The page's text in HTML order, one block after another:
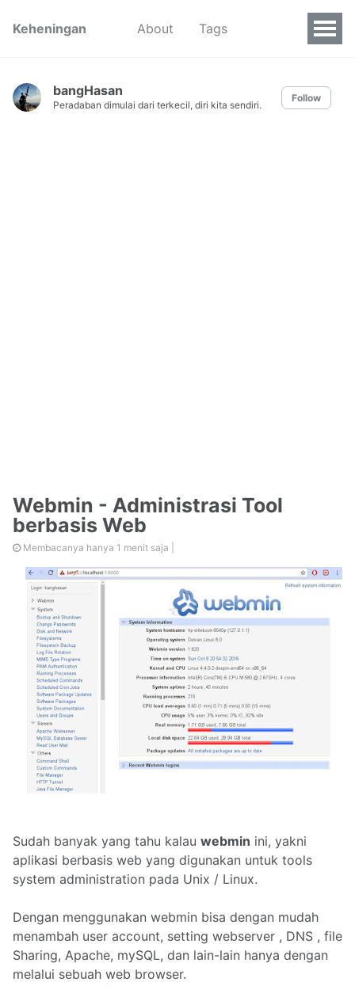
Keheningan About Tags
bangHasan
Peradaban dimulai dari terkecil, diri kita sendiri.
Follow
Webmin - Administrasi Tool
berbasis Web
Membacanya hanya 1 menit saja |
Sudah banyak yang tahu kalau webmin ini, yakni
aplikasi berbasis web yang digunakan untuk tools
system administration pada Unix / Linux.
Dengan menggunakan webmin bisa dengan mudah
menambah user account, setting webserver , DNS , file
Sharing, Apache, mySQL, dan lain-lain hanya dengan
melalui sebuah web browser.